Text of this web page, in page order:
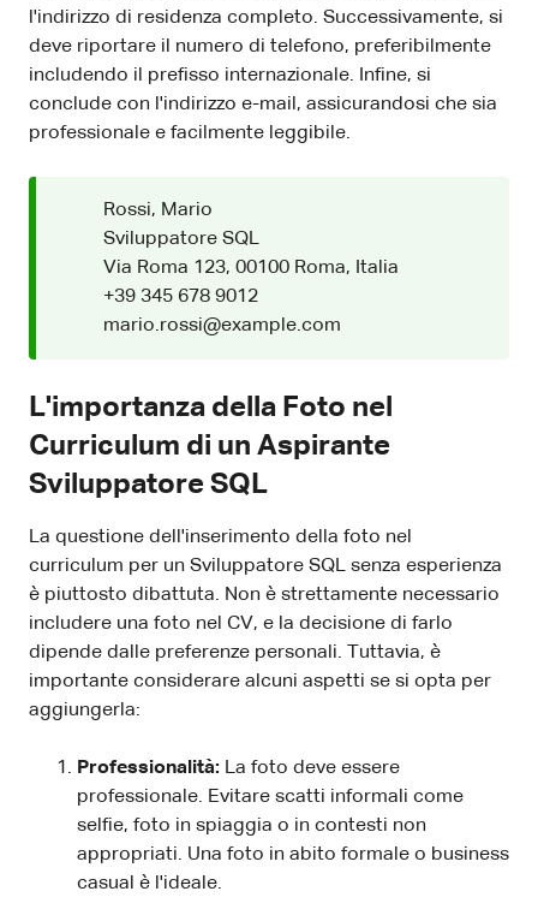
l'indirizzo di residenza completo. Successivamente, si
deve riportare il numero di telefono, preferibilmente
includendo il prefisso internazionale. Infine, si
conclude con l'indirizzo e-mail, assicurandosi che sia
professionale e facilmente leggibile.
Rossi, Mario
Sviluppatore SQL
Via Roma 123, 00100 Roma, Italia
+39 345 678 9012
mario.rossi@example.com
L'importanza della Foto nel
Curriculum di un Aspirante
Sviluppatore SQL
La questione dell'inserimento della foto nel
curriculum per un Sviluppatore SQL senza esperienza
è piuttosto dibattuta. Non è strettamente necessario
includere una foto nel CV, e la decisione di farlo
dipende dalle preferenze personali. Tuttavia, è
importante considerare alcuni aspetti se si opta per
aggiungerla:
Professionalità: La foto deve essere
professionale. Evitare scatti informali come
selfie, foto in spiaggia o in contesti non
appropriati. Una foto in abito formale o business
casual è l'ideale.